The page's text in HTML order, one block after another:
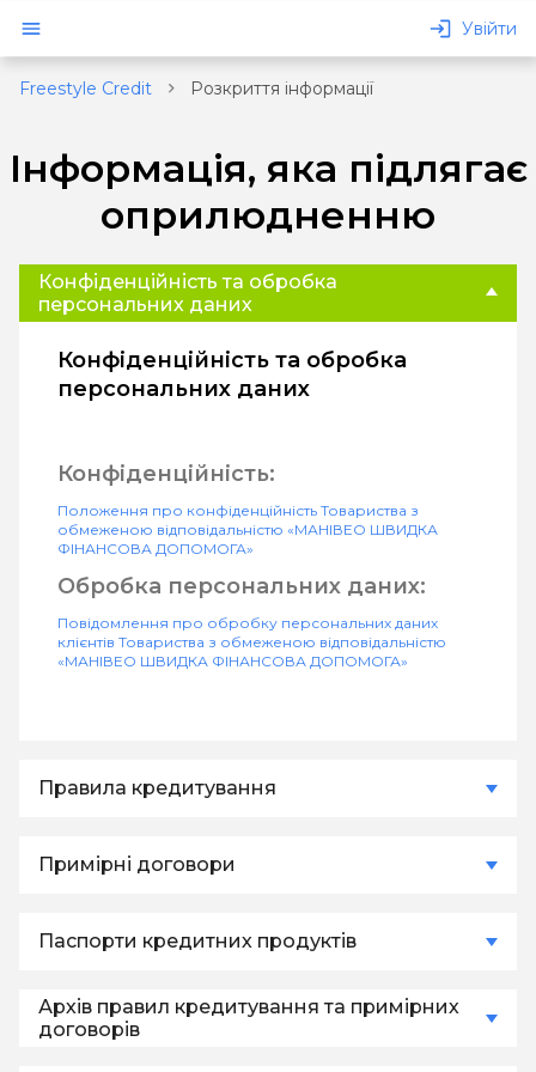
Увійти
Freestyle Credit Розкриття інформації
Інформація, яка підлягає
оприлюдненню
Конфіденційність та обробка
персональних даних
Конфіденційність та обробка
персональних даних
Конфіденційність:
Положення про конфіденційність Товариства з
обмеженою відповідальністю «МАНІВЕО ШВИДКА
ФІНАНСОВА ДОПОМОГА»
Обробка персональних даних:
Повідомлення про обробку персональних даних
клієнтів Товариства з обмеженою відповідальністю
«МАНІВЕО ШВИДКА ФІНАНСОВА ДОПОМОГА»
Правила кредитування
Конфіденційність та обробка
персональних даних
Положення про конфіденційність Товариства з
обмеженою відповідальністю «МАНІВЕО ШВИДКА
ФІНАНСОВА ДОПОМОГА»
Примірні договори
Конфіденційність та обробка
персональних даних
Конфіденційність:
Паспорти кредитних продуктів
Конфіденційність та обробка
персональних даних
Архів правил кредитування та примірних
договорів